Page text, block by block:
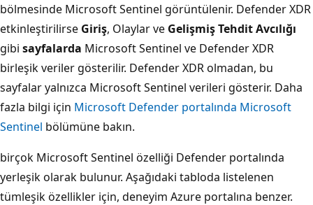
bölmesinde Microsoft Sentinel görüntülenir. Defender XDR
etkinleştirilirse Giriş, Olaylar ve Gelişmiş Tehdit Avcılığı
gibi sayfalarda Microsoft Sentinel ve Defender XDR
birleşik veriler gösterilir. Defender XDR olmadan, bu
sayfalar yalnızca Microsoft Sentinel verileri gösterir. Daha
fazla bilgi için Microsoft Defender portalında Microsoft
Sentinel bölümüne bakın.
birçok Microsoft Sentinel özelliği Defender portalında
yerleşik olarak bulunur. Aşağıdaki tabloda listelenen
tümleşik özellikler için, deneyim Azure portalına benzer.